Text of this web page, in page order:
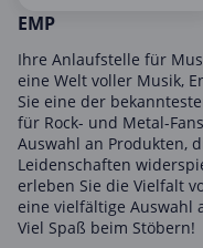
Essen & Trinken
Foto, Druck & Büro
Gaming & Spielzeug
Garten, Haushalt &
Gesundheit & Beauty
Mobilfunk & Internet
Mode & Accessoires
EMP
Ihre Anlaufstelle für
eine Welt voller Musik,
Sie eine der
für Rock- und Metal-
Auswahl an Produkten,
Leidenschaften
erleben Sie die Vielfalt
eine vielfältige Auswahl
Viel Spaß beim Stöbern!